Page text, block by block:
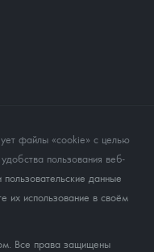
файлы «cookie» с целью
пользования веб-
пользовательские данные
их использование в своём
Все права защищены